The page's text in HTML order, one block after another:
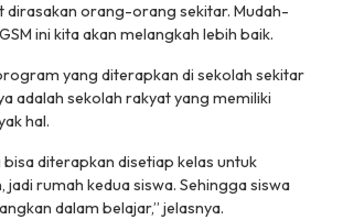
dirasakan orang-orang sekitar. Mudah-
ini kita akan melangkah lebih baik.
yang diterapkan di sekolah sekitar
adalah sekolah rakyat yang memiliki
hal.
diterapkan disetiap kelas untuk
rumah kedua siswa. Sehingga siswa
dalam belajar,” jelasnya.